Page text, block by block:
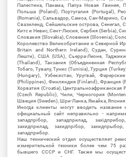
Палестина, Панама, Папуа Новая Гвинея,
Польша (Poland), Португалия (Portugal),
(Romania), Сальвадор, Самоа, Сан-Марино,
Свазиленд, Сейшельские острова, Сенегал,
Китс и Невис, Сент-Люсия, Сербия (Serbia),
Словакия (Slovakia), Словения (Slovenia),
Королевство Великобритании и Северной
Britain and Northern Ireland), Судан,
Лешти), США (USA), Сьерра-Леоне,
(Thailand), Танзания (Объединенная
Тобаго, Тувалу, Тунис (Tunisia), Турция
(Hungary), Узбекистан, Уругвай,
(Philippines), Финляндия (Finland), Франция
Хорватия (Croatia), Центральноафриканская
(Czech Republic), Чили, Черногория
Швеция (Sweden), Шри-Ланка, Ямайка, Япония
Иногда клиенты могут вводить название
официальный сайт неправильно -
западпрібор, западприлад,
захидприлад, захидпрібор,
западприбор.
Наш технический отдел осуществляет
измерительной техники более чем 75
бывшего СССР и СНГ. Также мы